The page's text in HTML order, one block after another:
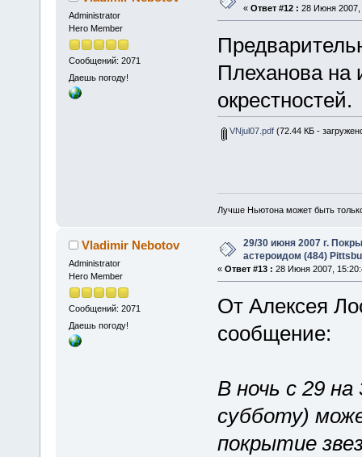
Administrator
Hero Member
Сообщений: 2071
Даешь погоду!
« Ответ #12 : 28 Июня 2007,
Плеханова на
окрестностей.
VNjul07.pdf(72.44 КБ -
Лучше Ньютона может быть
Vladimir Nebotov
Administrator
Hero Member
Сообщений: 2071
Даешь погоду!
29/30 июня 2007 г.
астероидом (484)
« Ответ #13 : 28 Июня 2007,
От Алексея
сообщение:
В ночь с 29
субботу)
покрытие